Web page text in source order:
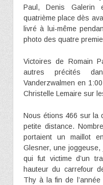
Paul, Denis
quatrième place dès
livré à lui-même
photo des quatre
Victoires de Romain
autres précités
Vanderzwalmen en
Christelle Lemaire sur
Nous étions 466 sur la
petite distance.
portaient un maillot
Glesner, une
qui fut victime d’un
hauteur du carrefour
Thy à la fin de